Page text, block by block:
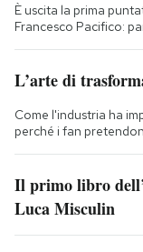
È uscita la prima
Francesco Pacifico:
L’arte di
Come l'industria ha
perché i fan
Il primo libro
Luca Misculin